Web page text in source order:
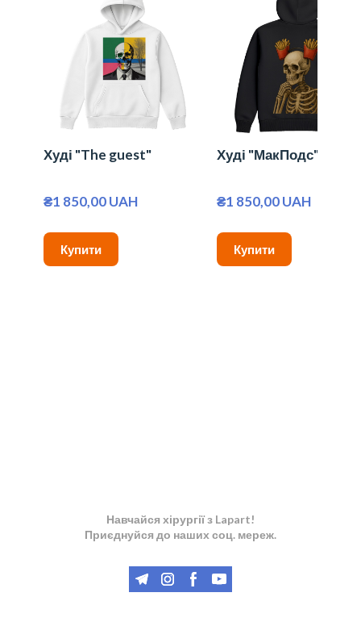
Худі "The guest"
₴1 850,00 UAH
Купити
Худі "МакПодс"
₴1 850,00 UAH
Купити
Навчайся хірургії з Lapart!
Приєднуйся до наших соц. мереж.